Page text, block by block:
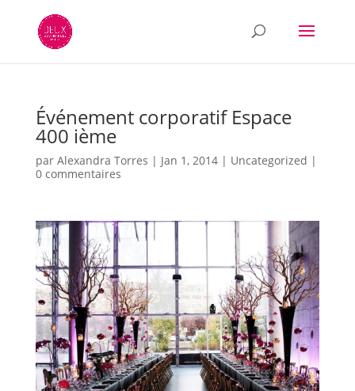
Événement corporatif Espace
400 ième
par Alexandra Torres | Jan 1, 2014| Uncategorized |
0 commentaires